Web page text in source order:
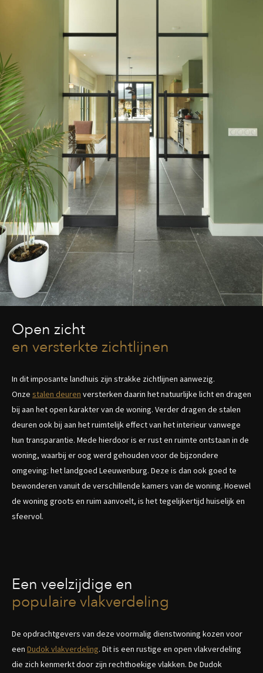
Open zicht
en versterkte zichtlijnen
In dit imposante landhuis zijn strakke zichtlijnen aanwezig.
Onze stalen deuren versterken daarin het natuurlijke licht en dragen
bij aan het open karakter van de woning. Verder dragen de stalen
deuren ook bij aan het ruimtelijk effect van het interieur vanwege
hun transparantie. Mede hierdoor is er rust en ruimte ontstaan in de
woning, waarbij er oog werd gehouden voor de bijzondere
omgeving: het landgoed Leeuwenburg. Deze is dan ook goed te
bewonderen vanuit de verschillende kamers van de woning. Hoewel
de woning groots en ruim aanvoelt, is het tegelijkertijd huiselijk en
sfeervol.
Een veelzijdige en
populaire vlakverdeling
De opdrachtgevers van deze voormalig dienstwoning kozen voor
een Dudok vlakverdeling. Dit is een rustige en open vlakverdeling
die zich kenmerkt door zijn rechthoekige vlakken. De Dudok